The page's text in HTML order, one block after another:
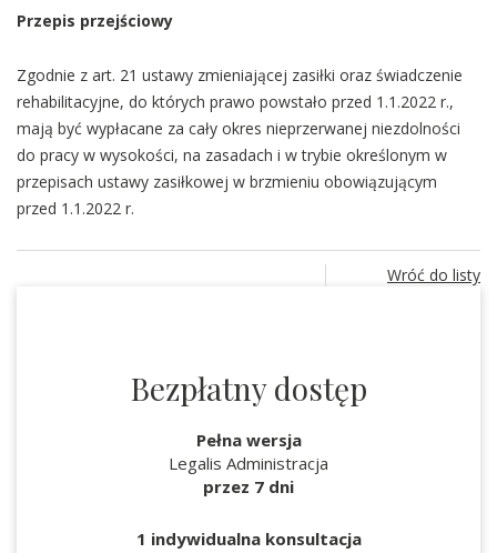
Przepis przejściowy
Zgodnie z art. 21 ustawy zmieniającej zasiłki oraz świadczenie
rehabilitacyjne, do których prawo powstało przed 1.1.2022 r.,
mają być wypłacane za cały okres nieprzerwanej niezdolności
do pracy w wysokości, na zasadach i w trybie określonym w
przepisach ustawy zasiłkowej w brzmieniu obowiązującym
przed 1.1.2022 r.
Wróć do listy
Bezpłatny dostęp
Pełna wersja
Legalis Administracja
przez 7 dni
1 indywidualna konsultacja